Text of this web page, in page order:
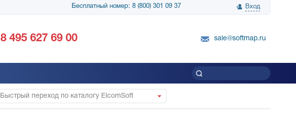
Бесплатный номер: 8 (800) 301 09 37 Вход
благодарность за поставку SnapGene...
благодарность SoftMap за помощь в
8 495 627 69 00 sale@softmap.ru
Быстрый переход по каталогу ElcomSoft